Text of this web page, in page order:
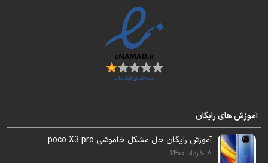
البته اگر نمیخواهید گوشی باز شود. میتوانید از
استفاده کنید.
آموزش های رایگان
آموزش رایگان حل مشکل خاموشی poco X3 pro
8 خرداد 1400